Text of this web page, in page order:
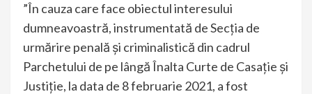
”În cauza care face obiectul interesului
dumneavoastră, instrumentată de Secţia de
urmărire penală şi criminalistică din cadrul
Parchetului de pe lângă Înalta Curte de Casaţie şi
Justiţie, la data de 8 februarie 2021, a fost